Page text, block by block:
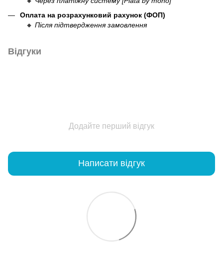
Оплата на розрахунковий рахунок (ФОП)
🔸 Після підтвердження замовлення
Відгуки
Додайте перший відгук
Написати відгук